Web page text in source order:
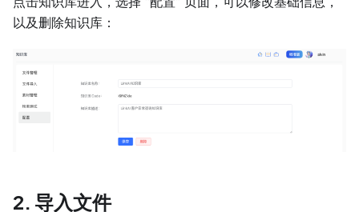
以及删除知识库：
2. 导入文件